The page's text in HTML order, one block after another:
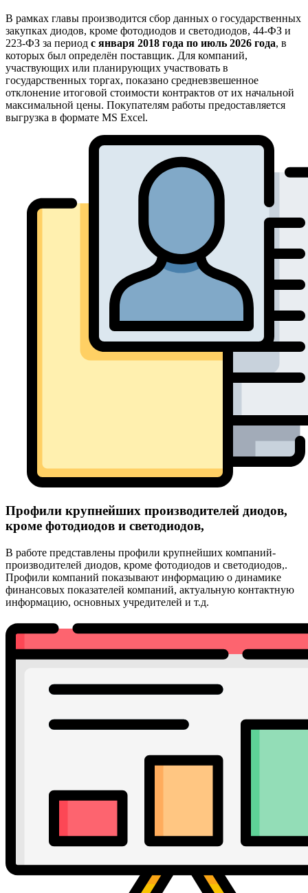
В рамках главы производится сбор данных о государственных
закупках диодов, кроме фотодиодов и светодиодов, 44-ФЗ и
223-ФЗ за период с января 2018 года по июль 2026 года, в
которых был определён поставщик. Для компаний,
участвующих или планирующих участвовать в
государственных торгах, показано средневзвешенное
отклонение итоговой стоимости контрактов от их начальной
максимальной цены. Покупателям работы предоставляется
выгрузка в формате MS Excel.
Профили крупнейших производителей диодов,
кроме фотодиодов и светодиодов,
В работе представлены профили крупнейших компаний-
производителей диодов, кроме фотодиодов и светодиодов,.
Профили компаний показывают информацию о динамике
финансовых показателей компаний, актуальную контактную
информацию, основных учредителей и т.д.